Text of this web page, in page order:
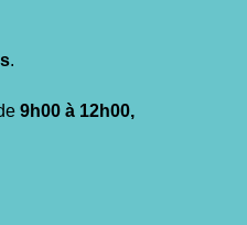
.
9h00 à 12h00,